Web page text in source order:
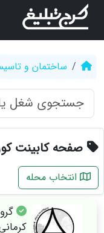
ساختمان و
صفحه کابینت
انتخاب محله